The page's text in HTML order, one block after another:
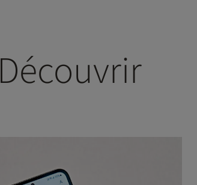
Découvrir